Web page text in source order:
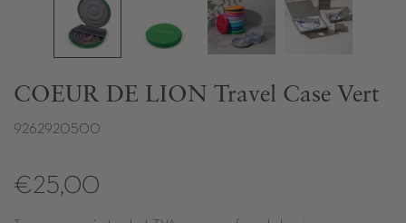
COEUR DE LION Travel Case Vert
9262920500
€25,00